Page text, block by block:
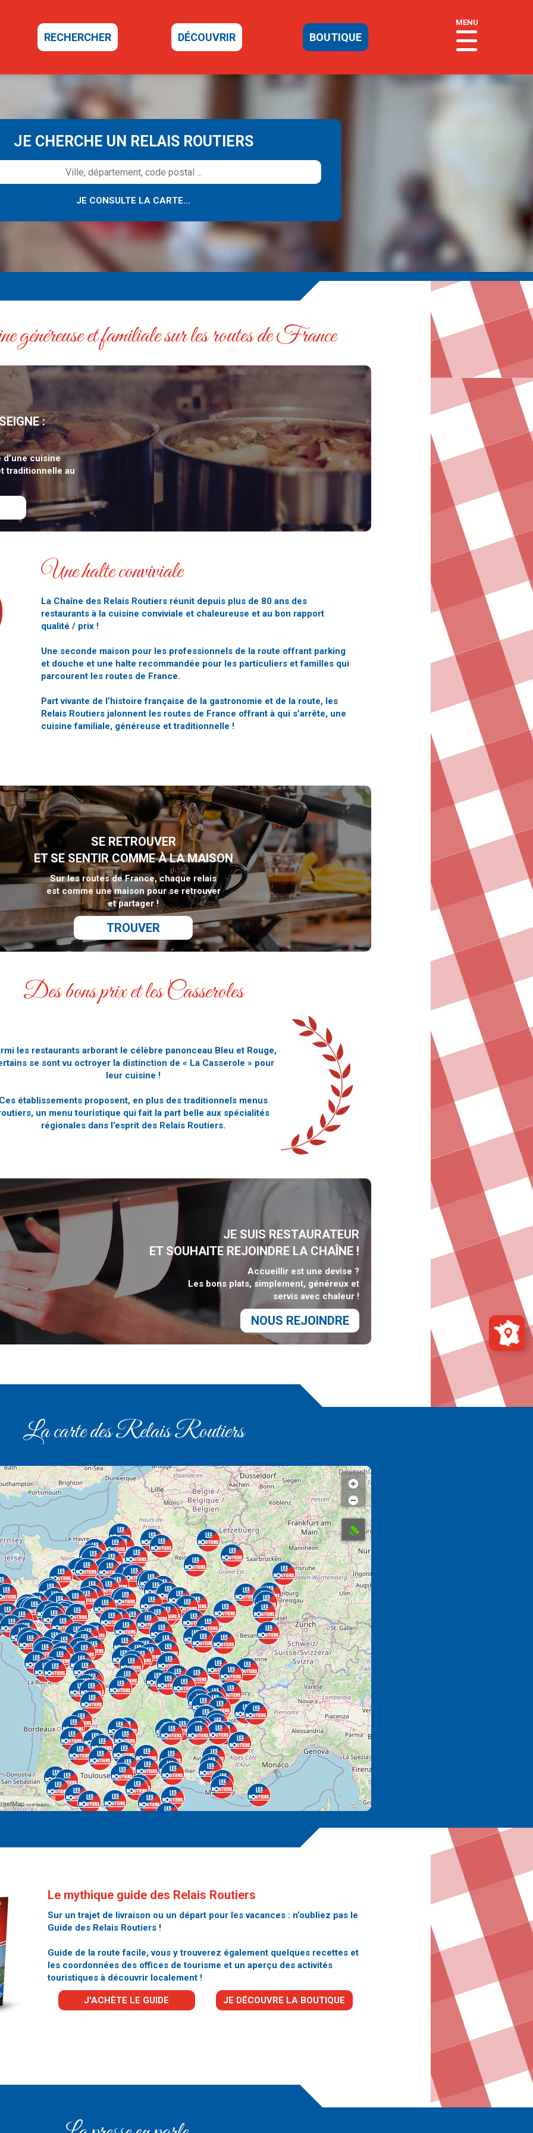
RECHERCHER DÉCOUVRIR BOUTIQUE
MENU
JE CHERCHE UN RELAIS ROUTIERS
JE CONSULTE LA CARTE...
généreuse et familiale sur les routes de France
:
d’une cuisine
traditionnelle au
Une halte conviviale
La Chaîne des Relais Routiers réunit depuis plus de 80 ans des
restaurants à la cuisine conviviale et chaleureuse et au bon rapport
qualité / prix !
Une seconde maison pour les professionnels de la route offrant parking
et douche et une halte recommandée pour les particuliers et familles qui
parcourent les routes de France.
Part vivante de l’histoire française de la gastronomie et de la route, les
Relais Routiers jalonnent les routes de France offrant à qui s’arrête, une
cuisine familiale, généreuse et traditionnelle !
SE RETROUVER
ET SE SENTIR COMME À LA MAISON
Sur les routes de France, chaque relais
est comme une maison pour se retrouver
et partager !
TROUVER
Des bons prix et les Casseroles
les restaurants arborant le célèbre panonceau Bleu et Rouge,
se sont vu octroyer la distinction de « La Casserole » pour
leur cuisine !
établissements proposent, en plus des traditionnels menus
un menu touristique qui fait la part belle aux spécialités
régionales dans l’esprit des Relais Routiers.
JE SUIS RESTAURATEUR
ET SOUHAITE REJOINDRE LA CHAÎNE !
Accueillir est une devise ?
Les bons plats, simplement, généreux et
servis avec chaleur !
NOUS REJOINDRE
La carte des Relais Routiers
contributors
Le mythique guide des Relais Routiers
Sur un trajet de livraison ou un départ pour les vacances : n’oubliez pas le
Guide des Relais Routiers !
Guide de la route facile, vous y trouverez également quelques recettes et
les coordonnées des offices de tourisme et un aperçu des activités
touristiques à découvrir localement !
J'ACHÈTE LE GUIDE JE DÉCOUVRE LA BOUTIQUE